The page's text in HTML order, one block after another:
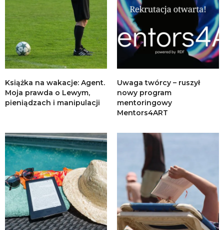
Książka na wakacje: Agent.
Moja prawda o Lewym,
pieniądzach i manipulacji
Uwaga twórcy – ruszył
nowy program
mentoringowy
Mentors4ART